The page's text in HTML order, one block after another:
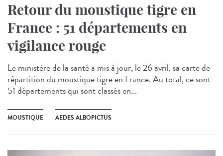
Retour du moustique tigre en
France : 51 départements en
vigilance rouge
Le ministère de la santé a mis à jour, le 26 avril, sa carte de
répartition du moustique tigre en France. Au total, ce sont
51 départements qui sont classés en...
MOUSTIQUE AEDES ALBOPICTUS